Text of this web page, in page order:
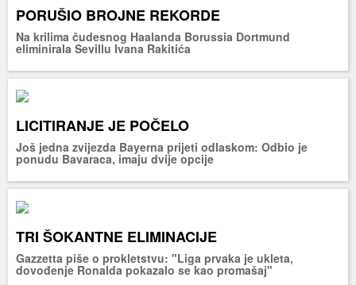
PORUŠIO BROJNE REKORDE
Na krilima čudesnog Haalanda Borussia Dortmund
eliminirala Sevillu Ivana Rakitića
LICITIRANJE JE POČELO
Još jedna zvijezda Bayerna prijeti odlaskom: Odbio je
ponudu Bavaraca, imaju dvije opcije
TRI ŠOKANTNE ELIMINACIJE
Gazzetta piše o prokletstvu: "Liga prvaka je ukleta,
dovođenje Ronalda pokazalo se kao promašaj"